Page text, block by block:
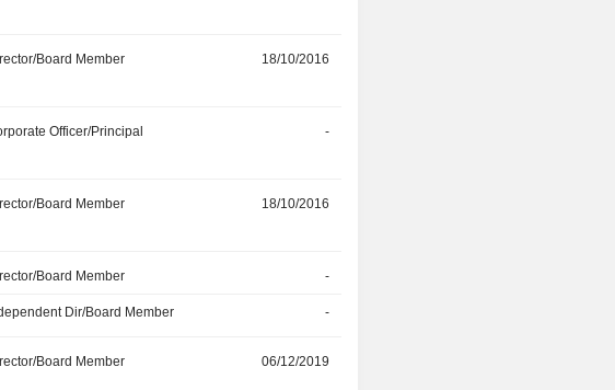
Board Member 18/10/2016
Officer/Principal -
Board Member 18/10/2016
Board Member -
Dir/Board Member -
Board Member 06/12/2019